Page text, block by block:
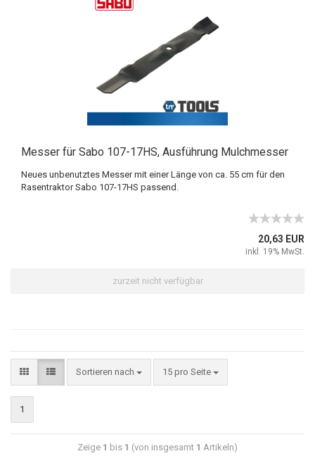
Messer für Sabo 107-17HS, Ausführung Mulchmesser
Neues unbenutztes Messer mit einer Länge von ca. 55 cm für den
Rasentraktor Sabo 107-17HS passend.
20,63 EUR
inkl. 19% MwSt.
zurzeit nicht verfügbar
Sortieren nach 15 pro Seite
1
Zeige 1 bis 1 (von insgesamt 1 Artikeln)